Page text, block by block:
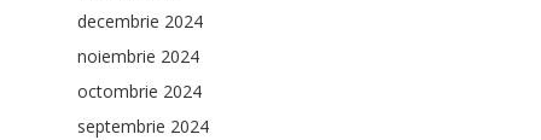
decembrie 2024
noiembrie 2024
octombrie 2024
septembrie 2024